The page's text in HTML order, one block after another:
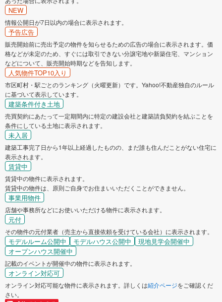
NEW
情報公開日が7日以内の場合に表示されます。
予告広告
販売開始前に売出予定の物件を知らせるための広告の場合に表示されます。価
格などが未定のため、すぐには取引できない分譲宅地や新築住宅、マンション
などについて、販売開始時期などを告知します。
人気物件TOP10入り
市区町村・駅ごとのランキング（火曜更新）です。Yahoo!不動産独自のルール
に基づいて表示しています。
建築条件付き土地
売買契約にあたって一定期間内に特定の建設会社と建築請負契約を結ぶことを
条件にしている土地に表示されます。
未入居
建築工事完了日から1年以上経過したものの、まだ誰も住んだことがない住宅に
表示されます。
賃貸中
賃貸中の物件に表示されます。
賃貸中の物件は、原則ご自身でお住まいいただくことができません。
事業用物件
店舗や事務所などにお使いいただける物件に表示されます。
元付
その物件の元付業者（売主から直接依頼を受けている会社）に表示されます。
モデルルーム公開中 モデルハウス公開中
現地見学会開催中
オープンハウス開催中
記載のイベントが開催中の物件に表示されます。
オンライン対応可
オンライン対応可能な物件に表示されます。詳しくは紹介ページをご確認くだ
さい。